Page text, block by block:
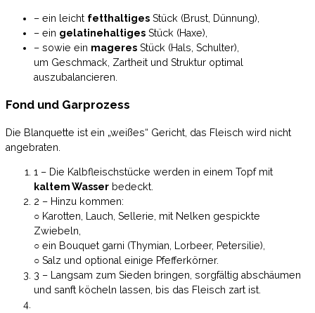
– ein leicht fetthaltiges Stück (Brust, Dünnung),
– ein gelatinehaltiges Stück (Haxe),
– sowie ein mageres Stück (Hals, Schulter),
um Geschmack, Zartheit und Struktur optimal
auszubalancieren.
Fond und Garprozess
Die Blanquette ist ein „weißes“ Gericht, das Fleisch wird nicht
angebraten.
1 – Die Kalbfleischstücke werden in einem Topf mit
kaltem Wasser bedeckt.
2 – Hinzu kommen:
○ Karotten, Lauch, Sellerie, mit Nelken gespickte
Zwiebeln,
○ ein Bouquet garni (Thymian, Lorbeer, Petersilie),
○ Salz und optional einige Pfefferkörner.
3 – Langsam zum Sieden bringen, sorgfältig abschäumen
und sanft köcheln lassen, bis das Fleisch zart ist.